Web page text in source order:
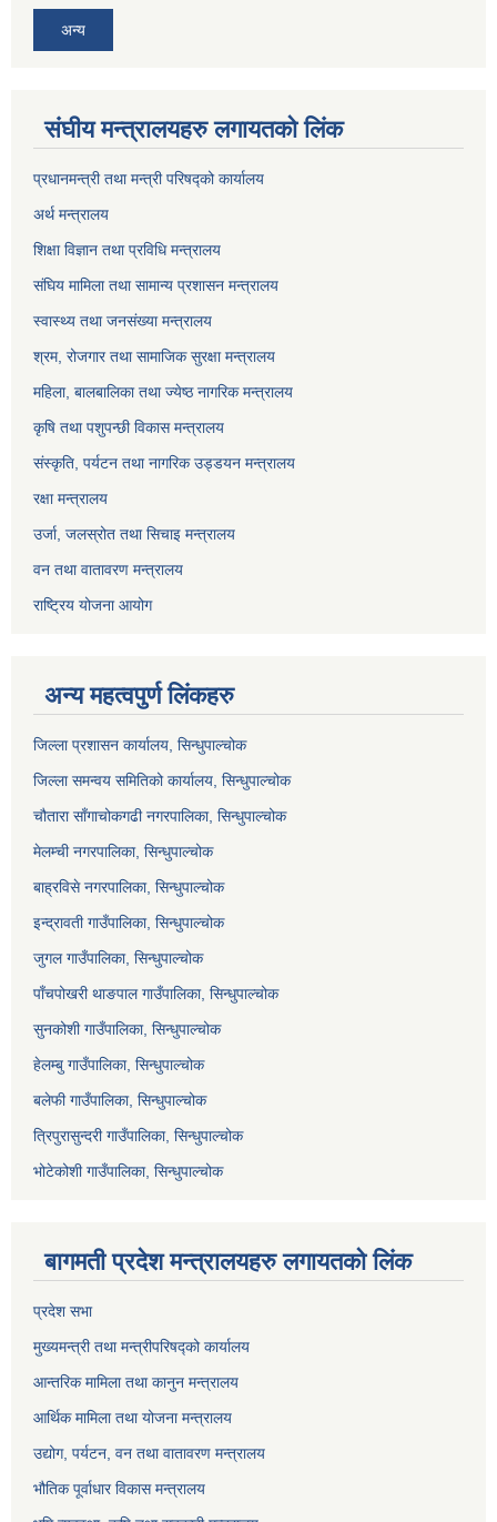
अन्य
संघीय मन्त्रालयहरु लगायतको लिंक
प्रधानमन्त्री तथा मन्त्री परिषद्को कार्यालय
अर्थ मन्त्रालय
शिक्षा विज्ञान तथा प्रविधि मन्त्रालय
संघिय मामिला तथा सामान्य प्रशासन मन्त्रालय
स्वास्थ्य तथा जनसंख्या मन्त्रालय
श्रम, रोजगार तथा सामाजिक सुरक्षा मन्त्रालय
महिला, बालबालिका तथा ज्येष्ठ नागरिक मन्त्रालय
कृषि तथा पशुपन्छी विकास मन्त्रालय
संस्कृति, पर्यटन तथा नागरिक उड्डयन मन्त्रालय
रक्षा मन्त्रालय
उर्जा, जलस्रोत तथा सिचाइ मन्त्रालय
वन तथा वातावरण मन्त्रालय
राष्ट्रिय योजना आयोग
अन्य महत्वपुर्ण लिंकहरु
जिल्ला प्रशासन कार्यालय, सिन्धुपाल्चोक
जिल्ला समन्वय समितिको कार्यालय, सिन्धुपाल्चोक
चौतारा साँगाचोकगढी नगरपालिका, सिन्धुपाल्चोक
मेलम्ची नगरपालिका, सिन्धुपाल्चोक
बाह्रविसे नगरपालिका, सिन्धुपाल्चोक
इन्द्रावती गाउँपालिका, सिन्धुपाल्चोक
जुगल गाउँपालिका, सिन्धुपाल्चोक
पाँचपोखरी थाङपाल गाउँपालिका, सिन्धुपाल्चोक
सुनकोशी गाउँपालिका, सिन्धुपाल्चोक
हेलम्बु गाउँपालिका, सिन्धुपाल्चोक
बलेफी गाउँपालिका, सिन्धुपाल्चोक
त्रिपुरासुन्दरी गाउँपालिका, सिन्धुपाल्चोक
भोटेकोशी गाउँपालिका, सिन्धुपाल्चोक
बागमती प्रदेश मन्त्रालयहरु लगायतको लिंक
प्रदेश सभा
मुख्यमन्त्री तथा मन्त्रीपरिषद्को कार्यालय
आन्तरिक मामिला तथा कानुन मन्त्रालय
आर्थिक मामिला तथा योजना मन्त्रालय
उद्योग, पर्यटन, वन तथा वातावरण मन्त्रालय
भौतिक पूर्वाधार विकास मन्त्रालय